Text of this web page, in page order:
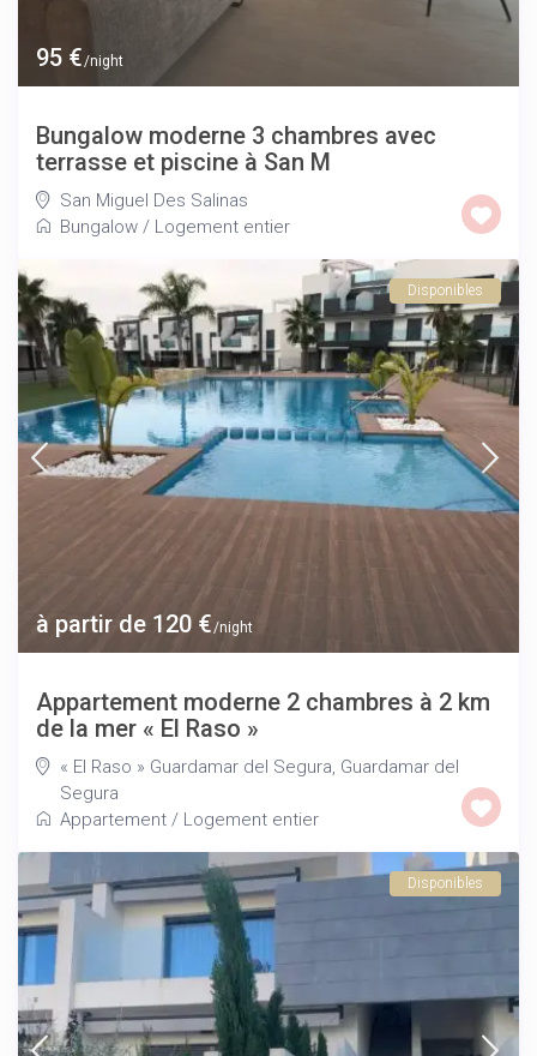
95 €/night
Bungalow moderne 3 chambres avec
terrasse et piscine à San M
San Miguel Des Salinas
Bungalow / Logement entier
à partir de 120 €/night
Disponibles
Appartement moderne 2 chambres à 2 km
de la mer « El Raso »
« El Raso » Guardamar del Segura, Guardamar del
Segura
Appartement / Logement entier
Disponibles